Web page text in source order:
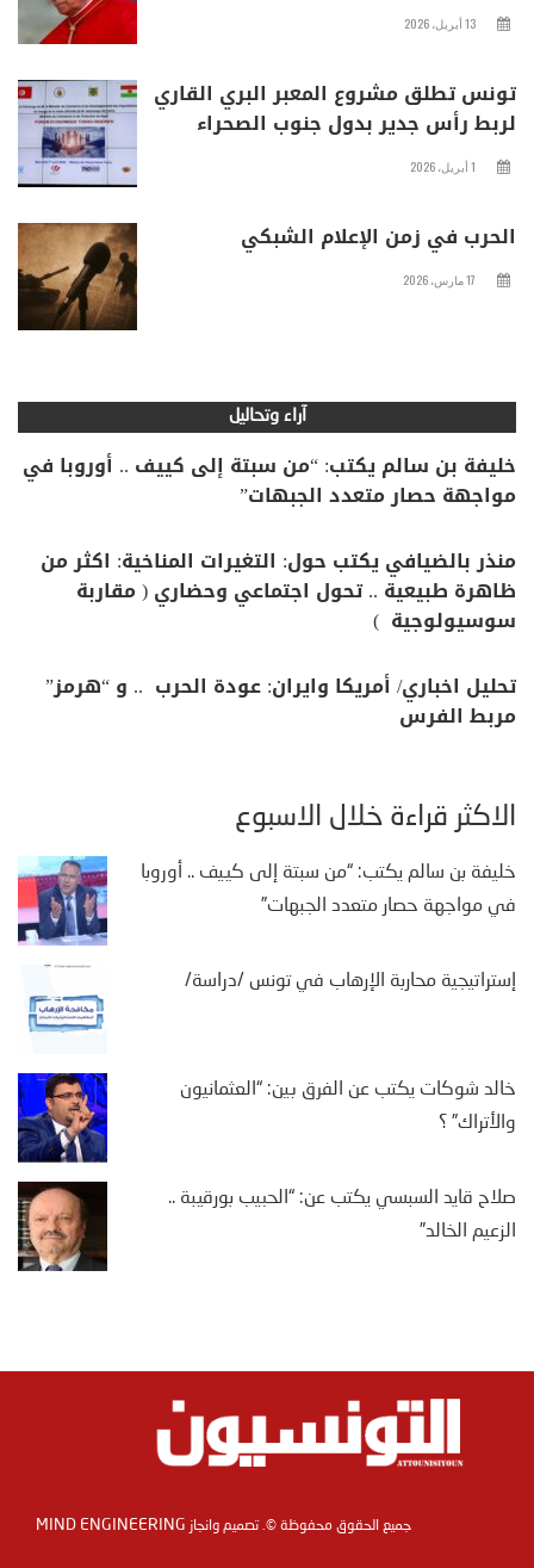
13 أبريل، 2026
تونس تطلق مشروع المعبر البري القاري
لربط رأس جدير بدول جنوب الصحراء
1 أبريل، 2026
الحرب في زمن الإعلام الشبكي
17 مارس، 2026
آراء وتحاليل
خليفة بن سالم يكتب: “من سبتة إلى كييف .. أوروبا في
مواجهة حصار متعدد الجبهات”
منذر بالضيافي يكتب حول: التغيرات المناخية: اكثر من
ظاهرة طبيعية .. تحول اجتماعي وحضاري ( مقاربة
سوسيولوجية )
تحليل اخباري/ أمريكا وايران: عودة الحرب .. و “هرمز”
مربط الفرس
الأكثر قراءة خلال الأسبوع
خليفة بن سالم يكتب: “من سبتة إلى كييف .. أوروبا
في مواجهة حصار متعدد الجبهات”
إستراتيجية محاربة الإرهاب في تونس /دراسة/
خالد شوكات يكتب عن الفرق بين: “العثمانيون
والأتراك” ؟
صلاح قايد السبسي يكتب عن: “الحبيب بورقيبة ..
الزعيم الخالد”
جميع الحقوق محفوظة ©. تصميم وانجاز MIND ENGINEERING